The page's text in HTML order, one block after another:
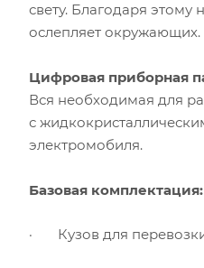
свету. Благодаря
ослепляет
Цифровая приборная
Вся необходимая для
с
электромобиля.
Базовая комплектация:
· Кузов для